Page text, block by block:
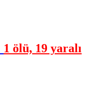
1 ölü, 19 yaralı